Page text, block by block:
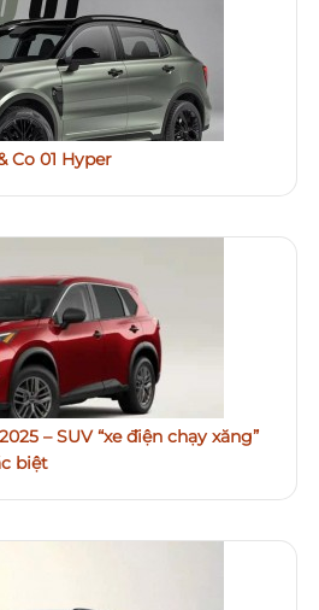
Co 01 Hyper
– SUV “xe điện chạy xăng”
biệt